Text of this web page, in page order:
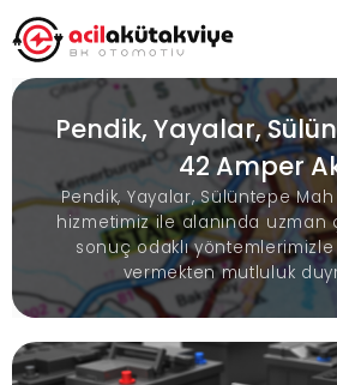
Pendik, Yayalar,
42 Amper
Pendik, Yayalar, Sülüntepe
hizmetimiz ile alanında uzman
sonuç odaklı
vermekten mutluluk